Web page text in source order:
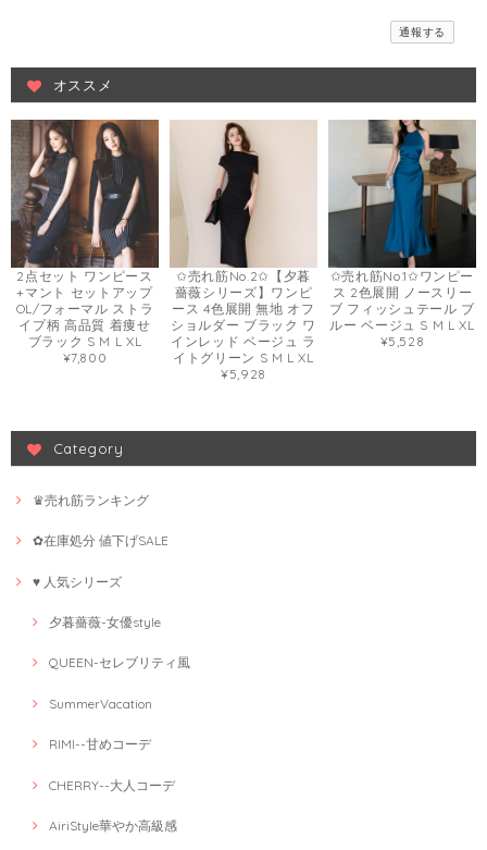
通報する
オススメ
2点セット ワンピース
+マント セットアップ
OL/フォーマル ストラ
イプ柄 高品質 着痩せ
ブラック S M L XL
¥7,800
✩売れ筋No.2✩【夕暮
薔薇シリーズ】ワンピ
ース 4色展開 無地 オフ
ショルダー ブラック ワ
インレッド ベージュ ラ
イトグリーン S M L XL
¥5,928
✩売れ筋No.1✩ワンピー
ス 2色展開 ノースリー
ブ フィッシュテール ブ
ルー ベージュ S M L XL
¥5,528
Category
♛売れ筋ランキング
✿在庫処分 値下げSALE
♥ 人気シリーズ
夕暮薔薇-女優style
QUEEN-セレブリティ風
SummerVacation
RIMI--甘めコーデ
CHERRY--大人コーデ
AiriStyle華やか高級感